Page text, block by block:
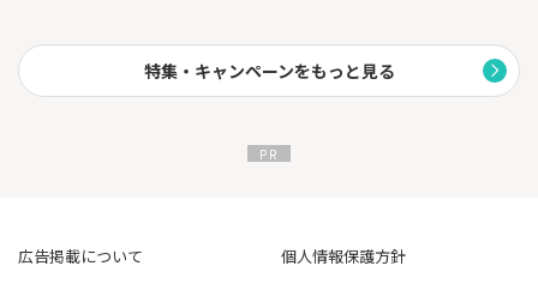
特集・キャンペーンをもっと見る
広告掲載について
個人情報保護方針